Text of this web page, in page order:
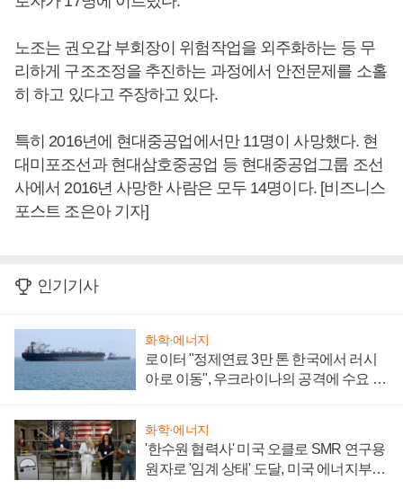
노조는 권오갑 부회장이 위험작업을 외주화하는 등 무
리하게 구조조정을 추진하는 과정에서 안전문제를 소홀
히 하고 있다고 주장하고 있다.
특히 2016년에 현대중공업에서만 11명이 사망했다. 현
대미포조선과 현대삼호중공업 등 현대중공업그룹 조선
사에서 2016년 사망한 사람은 모두 14명이다. [비즈니스
포스트 조은아 기자]
인기기사
화학·에너지
로이터 "정제연료 3만 톤 한국에서 러시
아로 이동", 우크라이나의 공격에 수요 늘
화학·에너지
'한수원 협력사' 미국 오클로 SMR 연구용
원자로 '임계 상태' 도달, 미국 에너지부